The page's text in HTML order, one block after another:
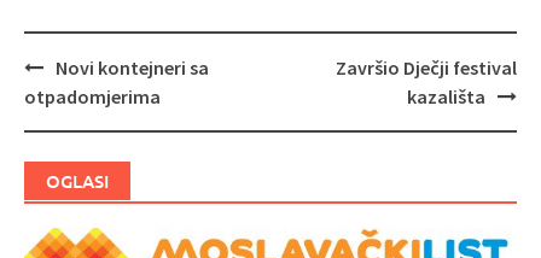
Navigacija
objava
Novi kontejneri sa
otpadomjerima
Završio Dječji festival
kazališta
OGLASI